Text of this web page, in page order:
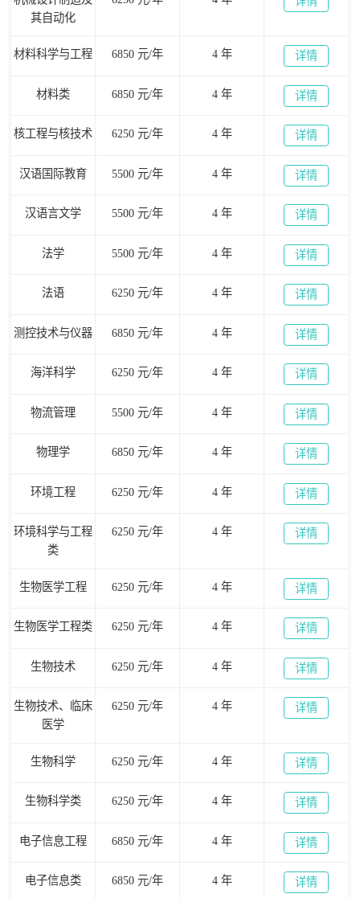
其自动化
材料科学与工程 6850 元/年 4 年 详情
材料类 6850 元/年 4 年 详情
核工程与核技术 6250 元/年 4 年 详情
汉语国际教育 5500 元/年 4 年 详情
汉语言文学 5500 元/年 4 年 详情
法学 5500 元/年 4 年 详情
法语 6250 元/年 4 年 详情
测控技术与仪器 6850 元/年 4 年 详情
海洋科学 6250 元/年 4 年 详情
物流管理 5500 元/年 4 年 详情
物理学 6850 元/年 4 年 详情
环境工程 6250 元/年 4 年 详情
环境科学与工程
类
6250 元/年 4 年 详情
生物医学工程 6250 元/年 4 年 详情
生物医学工程类 6250 元/年 4 年 详情
生物技术 6250 元/年 4 年 详情
生物技术、临床
医学
6250 元/年 4 年 详情
生物科学 6250 元/年 4 年 详情
生物科学类 6250 元/年 4 年 详情
电子信息工程 6850 元/年 4 年 详情
电子信息类 6850 元/年 4 年 详情